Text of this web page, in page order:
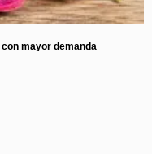
mayor demanda